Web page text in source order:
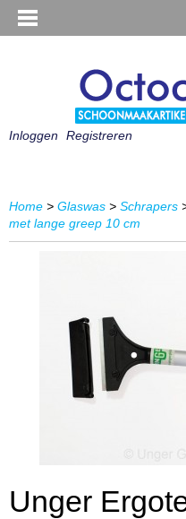
Inloggen Registreren
Home > Glaswas > Schrapers
met lange greep 10 cm
Unger